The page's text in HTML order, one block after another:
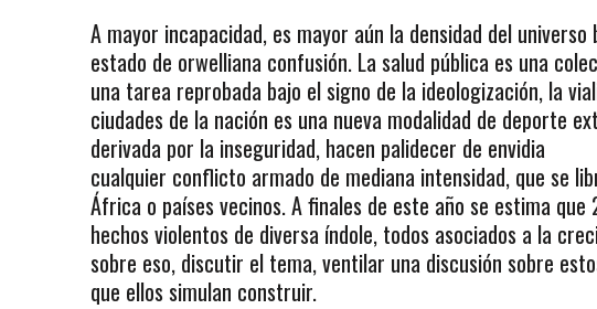
A mayor incapacidad, es mayor aún la densidad del
estado de orwelliana confusión. La salud pública es una
una tarea reprobada bajo el signo de la ideologización, la
ciudades de la nación es una nueva modalidad de deporte
derivada por la inseguridad, hacen palidecer de envidia
cualquier conflicto armado de mediana intensidad, que se
África o países vecinos. A finales de este año se estima
hechos violentos de diversa índole, todos asociados a la
sobre eso, discutir el tema, ventilar una discusión sobre
que ellos simulan construir.